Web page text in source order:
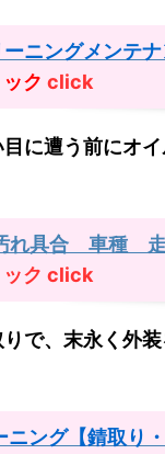
ニングメンテナ
ク click
に遭う前にオ
れ具合 車種
ク click
で、末永く外装
ニング【錆取り